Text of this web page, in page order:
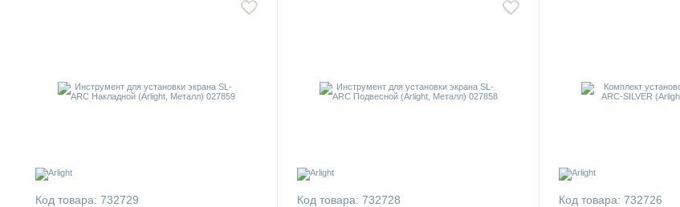
Код товара: 732729 Код товара: 732728 Код товара: 732726